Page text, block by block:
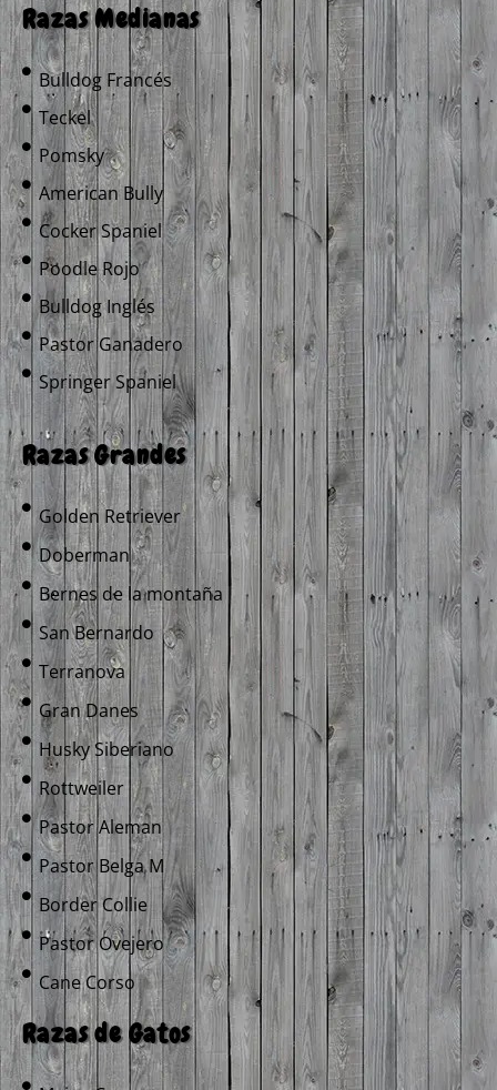
Razas Medianas
Bulldog Francés
Teckel
Pomsky
American Bully
Cocker Spaniel
Poodle Rojo
Bulldog Inglés
Pastor Ganadero
Springer Spaniel
Razas Grandes
Golden Retriever
Doberman
Bernes de la montaña
San Bernardo
Terranova
Gran Danes
Husky Siberiano
Rottweiler
Pastor Aleman
Pastor Belga M
Border Collie
Pastor Ovejero
Cane Corso
Razas de Gatos